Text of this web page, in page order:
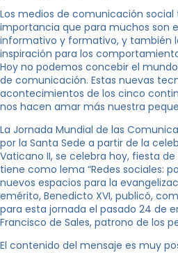
Los medios de comunicación
importancia que para muchos son
informativo y formativo, y también
inspiración para los
Hoy no podemos concebir el
de comunicación. Estas nuevas
acontecimientos de los cinco
nos hacen amar más nuestra
La Jornada Mundial de las
por la Santa Sede a partir de la
Vaticano II, se celebra hoy, fiesta
tiene como lema “Redes sociales:
nuevos espacios para la
emérito, Benedicto XVI, publicó,
para esta jornada el pasado 24 de
Francisco de Sales, patrono de los
El contenido del mensaje es muy